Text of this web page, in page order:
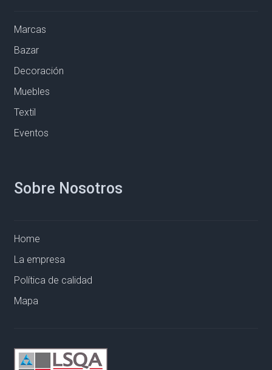
Marcas
Bazar
Decoración
Muebles
Textil
Eventos
Sobre Nosotros
Home
La empresa
Política de calidad
Mapa